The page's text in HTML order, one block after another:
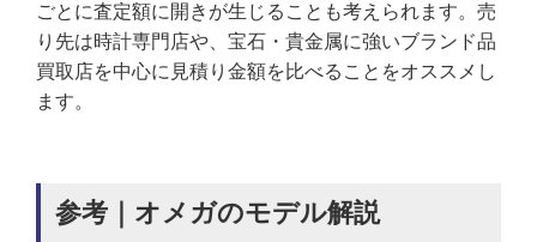
ごとに査定額に開きが生じることも考えられます。売
り先は時計専門店や、宝石・貴金属に強いブランド品
買取店を中心に見積り金額を比べることをオススメし
ます。
参考｜オメガのモデル解説